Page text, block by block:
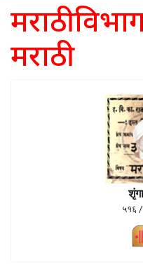
मराठी
मराठी
५१६